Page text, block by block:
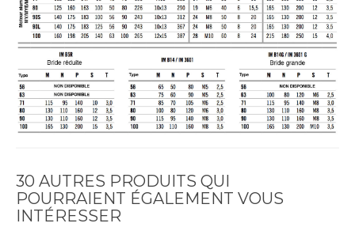
30 AUTRES PRODUITS QUI
POURRAIENT ÉGALEMENT VOUS
INTÉRESSER